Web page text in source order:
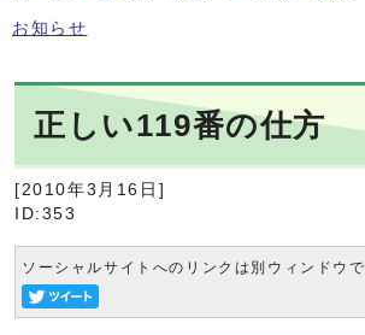
お知らせ
正しい119番の仕方
[2010年3月16日]
ID:353
ソーシャルサイトへのリンクは別ウィンドウ